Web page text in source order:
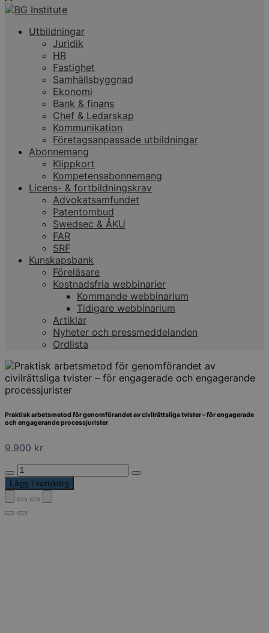
Utbildningar
Juridik
HR
Fastighet
Samhällsbyggnad
Ekonomi
Bank & finans
Chef & Ledarskap
Kommunikation
Företagsanpassade utbildningar
Abonnemang
Klippkort
Kompetensabonnemang
Licens- & fortbildningskrav
Advokatsamfundet
Patentombud
Swedsec & ÅKU
FAR
SRF
Kunskapsbank
Föreläsare
Kostnadsfria webbinarier
Kommande webbinarium
Tidigare webbinarium
Artiklar
Nyheter och pressmeddelanden
Ordlista
Praktisk arbetsmetod för genomförandet av civilrättsliga tvister – för engagerade
och engagerande processjurister
9.900 kr
Praktisk
arbetsmetod
för
genomförandet
av
Lägg i varukorg